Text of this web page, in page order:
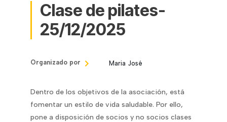
Clase de pilates-
25/12/2025
Organizado por Maria José
Dentro de los objetivos de la asociación, está
fomentar un estilo de vida saludable. Por ello,
pone a disposición de socios y no socios clases